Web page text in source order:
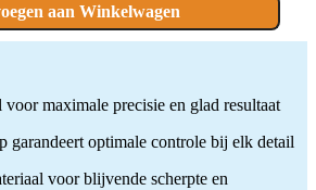
aan Winkelwagen
maximale precisie en glad resultaat
garandeert optimale controle bij elk detail
voor blijvende scherpte en